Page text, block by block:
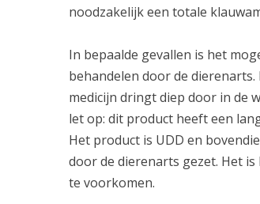
noodzakelijk een totale
In bepaalde gevallen is het
behandelen door de
medicijn dringt diep door in de
let op: dit product heeft een
Het product is UDD en
door de dierenarts gezet. Het
te voorkomen.